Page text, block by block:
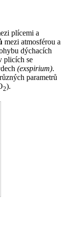
plícemi a
mezi atmosférou a
dýchacích
plicích se
(exspirium).
parametrů
2).